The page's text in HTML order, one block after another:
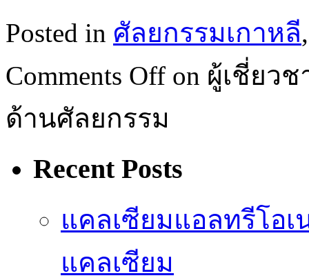
Posted in ศัลยกรรมเกาหลี
Comments Off on ผู้เชี่ยว
ด้านศัลยกรรม
Recent Posts
แคลเซียมแอลทรีโอ
แคลเซียม